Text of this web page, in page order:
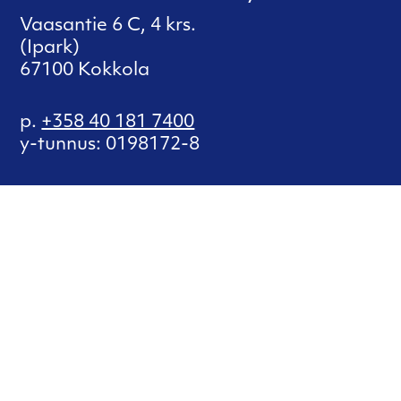
Vaasantie 6 C, 4 krs.
(Ipark)
67100 Kokkola
p. +358 40 181 7400
y-tunnus: 0198172-8